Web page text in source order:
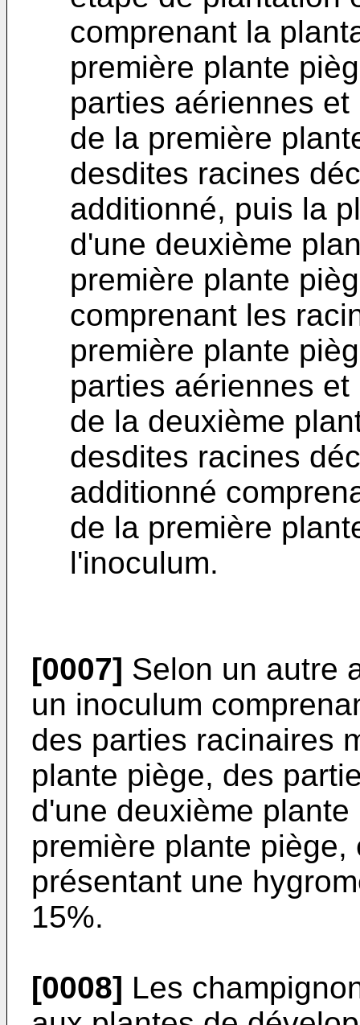
comprenant la
première plante
parties aériennes
de la première
desdites racines
additionné, puis la
d'une deuxième
première plante
comprenant les
première plante
parties aériennes
de la deuxième
desdites racines
additionné
de la première
l'inoculum.
[0007] Selon un autre
un inoculum
des parties racinaires
plante piège, des
d'une deuxième
première plante
présentant une
15%.
[0008] Les